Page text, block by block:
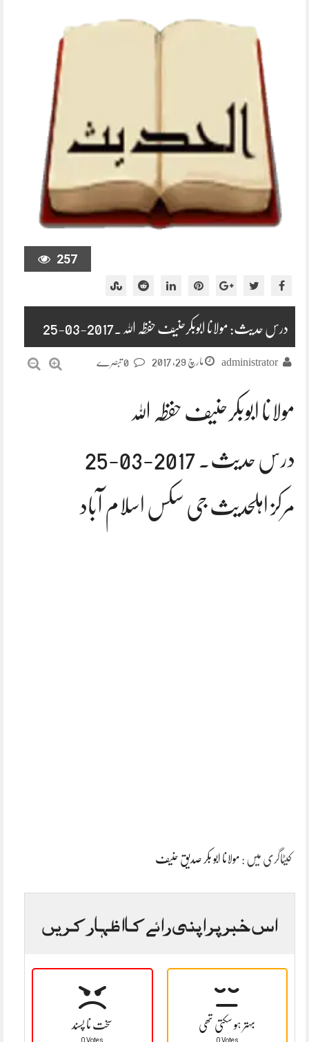
257
درس حدیث: مولانا ابوبکرحنیف حفظہ اللہ۔2017-03-25
administrator مارچ 29, 2017
مولانا ابوبکرحنیف حفظہ اللہ
درس حدیث. 2017-03-25
مرکز اہلحدیث جی سکس اسلام آباد
کیٹاگری میں : مولانا ابو بکر صدیق حنیف
اس خبر پر اپنی رائے کا اظہار کریں
سخت نا پسند
0 Votes
بہتر ہو سکتی تھی
0 Votes